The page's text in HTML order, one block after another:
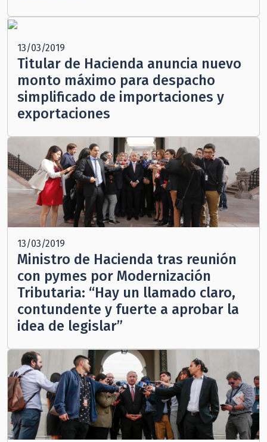
13/03/2019
Titular de Hacienda anuncia nuevo
monto máximo para despacho
simplificado de importaciones y
exportaciones
13/03/2019
Ministro de Hacienda tras reunión
con pymes por Modernización
Tributaria: “Hay un llamado claro,
contundente y fuerte a aprobar la
idea de legislar”